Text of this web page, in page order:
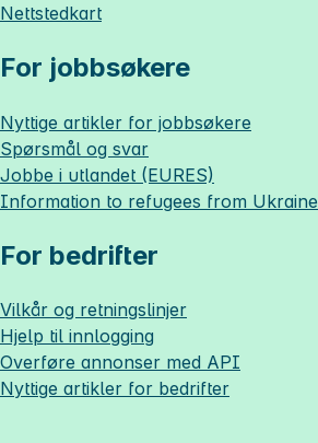
Nettstedkart
For jobbsøkere
Nyttige artikler for jobbsøkere
Spørsmål og svar
Jobbe i utlandet (EURES)
Information to refugees from Ukraine
For bedrifter
Vilkår og retningslinjer
Hjelp til innlogging
Overføre annonser med API
Nyttige artikler for bedrifter